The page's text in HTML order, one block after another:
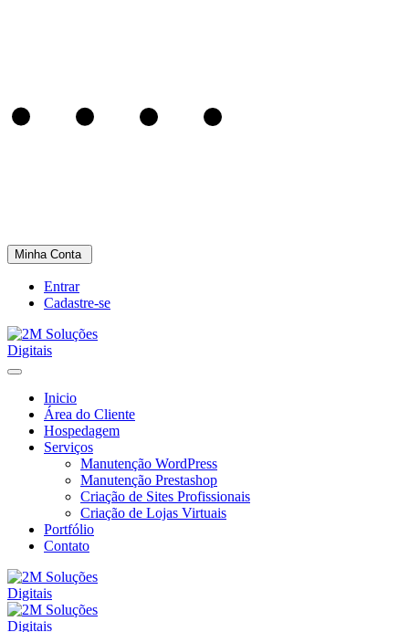
Minha Conta
Entrar
Cadastre-se
Inicio
Área do Cliente
Hospedagem
Serviços
Manutenção WordPress
Manutenção Prestashop
Criação de Sites Profissionais
Criação de Lojas Virtuais
Portfólio
Contato